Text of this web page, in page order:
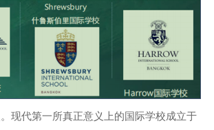
现代第一所真正意义上的国际学校成立于